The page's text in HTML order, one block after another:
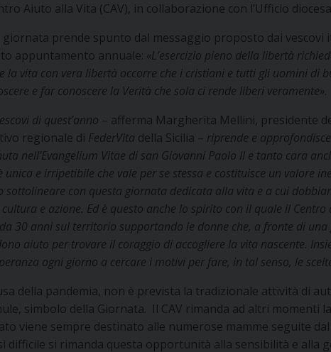
Aiuto alla Vita (CAV), in collaborazione con l’Ufficio
prende spunto dal messaggio proposto dai vescovi
appuntamento annuale: «L’esercizio pieno della libertà
la vita con vera libertà occorre che i cristiani e tutti gli uomini di
e far conoscere la Verità che sola ci rende liberi veramente».
di quest’anno – afferma Margherita Mellini, presidente
regionale di FederVita della Sicilia – riprende e
nell’Evangelium Vitae di san Giovanni Paolo II e tanto cara
unica e irripetibile che vale per se stessa e costituisce un valore
sottolineare con questa giornata dedicata alla vita e a cui
e azione. Ed è questo anche lo spirito con il quale il
30 anni sul territorio supportando le donne che, a fronte di
aiuto per trovare il coraggio di accogliere la vita nascente.
ogni giorno a cercare i motivi per fare, in tal senso, le
della pandemia, non è prevista la tradizionale attività di
simbolo della Giornata. Il CAV rimanda ad altri momenti
viene sempre destinato alle numerose mamme seguite
difficile si rimanda questa opportunità alla sensibilità e alla